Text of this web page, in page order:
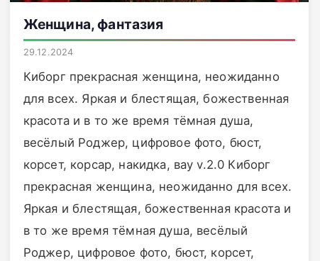
Женщина, фантазия
29.12.2024
Киборг прекрасная женщина, неожиданно
для всех. Яркая и блестящая, божественная
красота и в то же время тёмная душа,
весёлый Роджер, цифровое фото, бюст,
корсет, корсар, накидка, вау v.2.0 Киборг
прекрасная женщина, неожиданно для всех.
Яркая и блестящая, божественная красота и
в то же время тёмная душа, весёлый
Роджер, цифровое фото, бюст, корсет,